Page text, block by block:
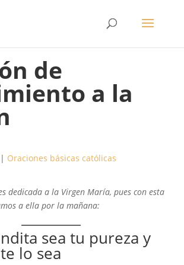
de
a la
| Oraciones básicas católicas
dedicada a la Virgen María, pues con esta
a ella por la mañana:
sea tu pureza y
lo sea